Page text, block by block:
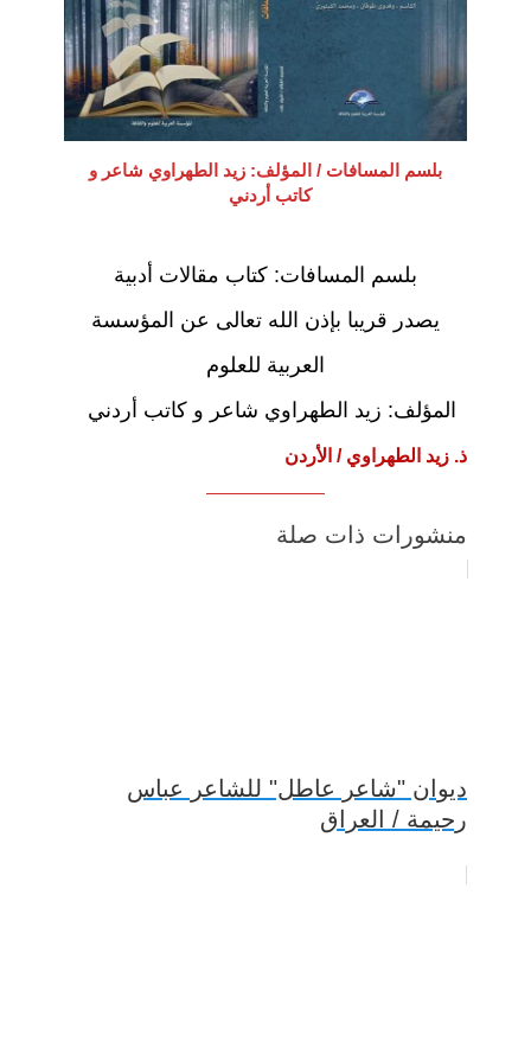
o
p
بلسم المسافات / المؤلف: زيد الطهراوي شاعر و
كاتب أردني
بلسم المسافات: كتاب مقالات أدبية
يصدر قريبا بإذن الله تعالى عن المؤسسة
العربية للعلوم
المؤلف: زيد الطهراوي شاعر و كاتب أردني
ذ. زيد الطهراوي / الأردن
منشورات ذات صلة
ديوان "شاعر عاطل" للشاعر عباس
رحيمة / العراق